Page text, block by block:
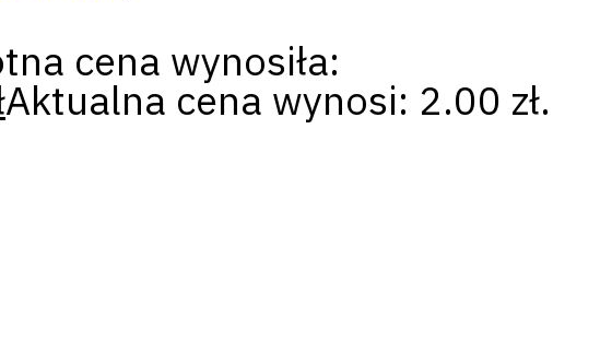
cena wynosiła:
Aktualna cena wynosi: 2.00 zł.